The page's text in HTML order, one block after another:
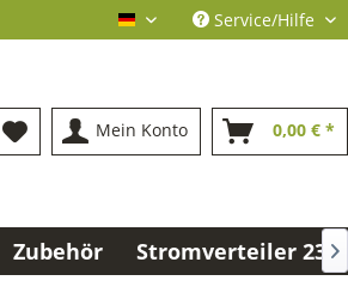
deutsch Service/Hilfe
Mein Konto 0,00 € *
Zubehör Stromverteiler 